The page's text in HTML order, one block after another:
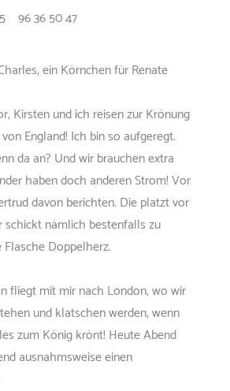
96 36 50 47
ein Körnchen für Renate
Kirsten und ich reisen zur Krönung
England! Ich bin so aufgeregt.
da an? Und wir brauchen extra
haben doch anderen Strom! Vor
davon berichten. Die platzt vor
schickt nämlich bestenfalls zu
Doppelherz.
fliegt mit mir nach London, wo wir
und klatschen werden, wenn
zum König krönt! Heute Abend
ausnahmsweise einen